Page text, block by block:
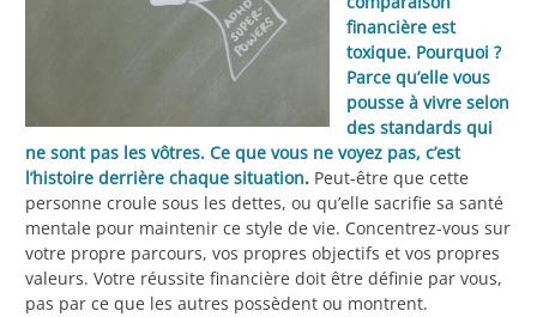
financière est
toxique. Pourquoi ?
Parce qu’elle vous
pousse à vivre selon
des standards qui
ne sont pas les vôtres. Ce que vous ne voyez pas, c’est
l’histoire derrière chaque situation. Peut-être que cette
personne croule sous les dettes, ou qu’elle sacrifie sa santé
mentale pour maintenir ce style de vie. Concentrez-vous sur
votre propre parcours, vos propres objectifs et vos propres
valeurs. Votre réussite financière doit être définie par vous,
pas par ce que les autres possèdent ou montrent.